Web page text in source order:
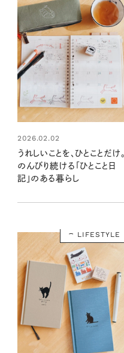
2026.02.02
うれしいことを、ひとことだけ。
のんびり続ける「ひとこと日
記」のある暮らし
LIFESTYLE